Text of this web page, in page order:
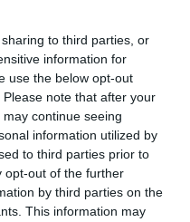
to third parties, or
information for
use the below opt-out
note that after your
continue seeing
information utilized by
to third parties prior to
opt-out of the further
by third parties on the
This information may